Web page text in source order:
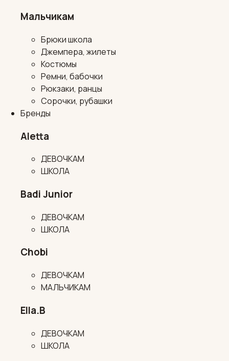
Мальчикам
Брюки школа
Джемпера, жилеты
Костюмы
Ремни, бабочки
Рюкзаки, ранцы
Сорочки, рубашки
Бренды
Aletta
ДЕВОЧКАМ
ШКОЛА
Badi Junior
ДЕВОЧКАМ
ШКОЛА
Chobi
ДЕВОЧКАМ
МАЛЬЧИКАМ
Ella.B
ДЕВОЧКАМ
ШКОЛА